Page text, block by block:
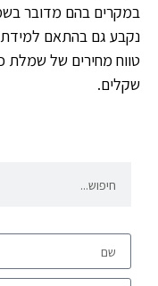
במקרים בהם מדובר
נקבע גם בהתאם
שקלים.